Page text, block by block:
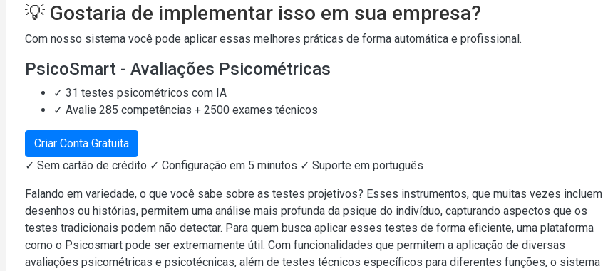
💡 Gostaria de implementar isso em sua empresa?
Com nosso sistema você pode aplicar essas melhores práticas de forma automática e profissional.
PsicoSmart - Avaliações Psicométricas
✓ 31 testes psicométricos com IA
✓ Avalie 285 competências + 2500 exames técnicos
Criar Conta Gratuita
✓ Sem cartão de crédito ✓ Configuração em 5 minutos ✓ Suporte em português
Falando em variedade, o que você sabe sobre as testes projetivos? Esses instrumentos, que muitas vezes incluem
desenhos ou histórias, permitem uma análise mais profunda da psique do indivíduo, capturando aspectos que os
testes tradicionais podem não detectar. Para quem busca aplicar esses testes de forma eficiente, uma plataforma
como o Psicosmart pode ser extremamente útil. Com funcionalidades que permitem a aplicação de diversas
avaliações psicométricas e psicotécnicas, além de testes técnicos específicos para diferentes funções, o sistema